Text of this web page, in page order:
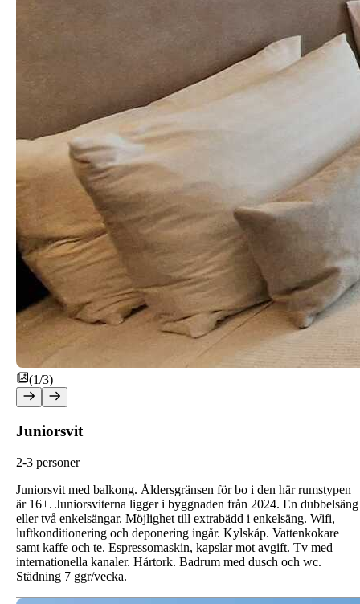
(1/3)
Juniorsvit
2-3 personer
Juniorsvit med balkong. Åldersgränsen för bo i den här rumstypen
är 16+. Juniorsviterna ligger i byggnaden från 2024. En dubbelsäng
eller två enkelsängar. Möjlighet till extrabädd i enkelsäng. Wifi,
luftkonditionering och deponering ingår. Kylskåp. Vattenkokare
samt kaffe och te. Espressomaskin, kapslar mot avgift. Tv med
internationella kanaler. Hårtork. Badrum med dusch och wc.
Städning 7 ggr/vecka.